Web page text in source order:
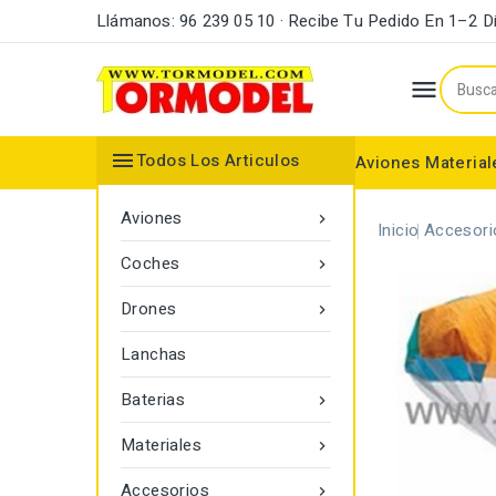
Llámanos: 96 239 05 10 · Recibe Tu Pedido En 1–2

Aviones
Todos Los Articulos

Aviones

Coches

Drones
Lanchas

Baterias

Materiales

Accesorios
Inicio